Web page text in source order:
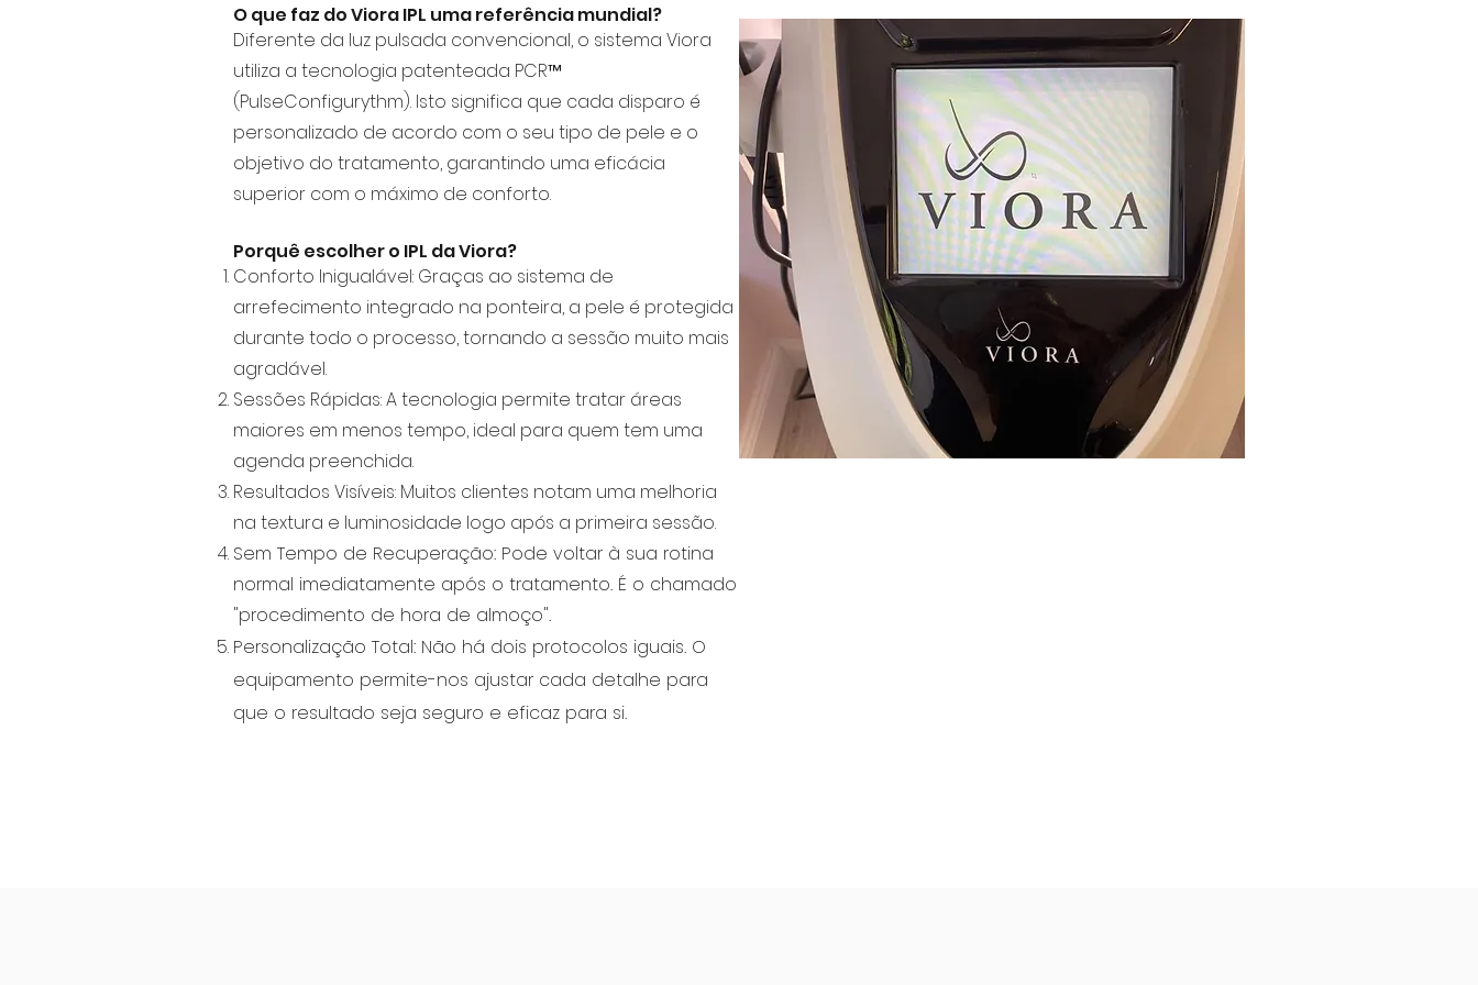
O que faz do Viora IPL uma referência mundial?
Diferente da luz pulsada convencional, o sistema Viora
utiliza a tecnologia patenteada PCR™
(PulseConfigurythm). Isto significa que cada disparo é
personalizado de acordo com o seu tipo de pele e o
objetivo do tratamento, garantindo uma eficácia
superior com o máximo de conforto.
Porquê escolher o IPL da Viora?
Conforto Inigualável: Graças ao sistema de
arrefecimento integrado na ponteira, a pele é protegida
durante todo o processo, tornando a sessão muito mais
agradável.
Sessões Rápidas: A tecnologia permite tratar áreas
maiores em menos tempo, ideal para quem tem uma
agenda preenchida.
Resultados Visíveis: Muitos clientes notam uma melhoria
na textura e luminosidade logo após a primeira sessão.
Sem Tempo de Recuperação: Pode voltar à sua rotina
normal imediatamente após o tratamento. É o chamado
"procedimento de hora de almoço".
Personalização Total: Não há dois protocolos iguais. O
equipamento permite-nos ajustar cada detalhe para
que o resultado seja seguro e eficaz para si.